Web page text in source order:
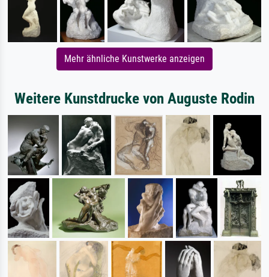
Mehr ähnliche Kunstwerke anzeigen
Weitere Kunstdrucke von Auguste Rodin